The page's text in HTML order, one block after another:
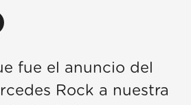
fue el anuncio del
Rock a nuestra